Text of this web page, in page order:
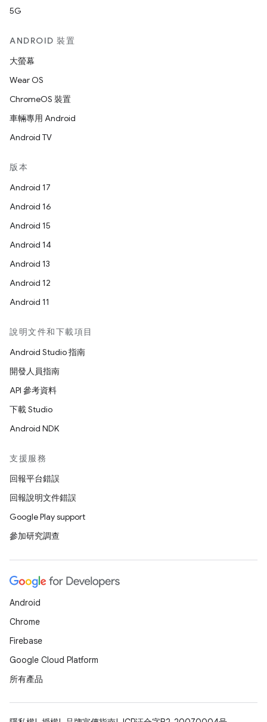
5G
ANDROID 裝置
大螢幕
Wear OS
ChromeOS 裝置
車輛專用 Android
Android TV
版本
Android 17
Android 16
Android 15
Android 14
Android 13
Android 12
Android 11
說明文件和下載項目
Android Studio 指南
開發人員指南
API 參考資料
下載 Studio
Android NDK
支援服務
回報平台錯誤
回報說明文件錯誤
Google Play support
參加研究調查
Android
Chrome
Firebase
Google Cloud Platform
所有產品